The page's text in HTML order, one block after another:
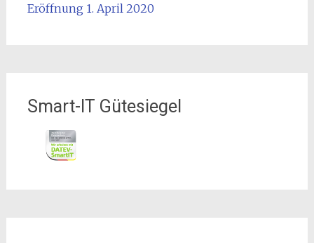
Eröffnung 1. April 2020
Smart-IT Gütesiegel